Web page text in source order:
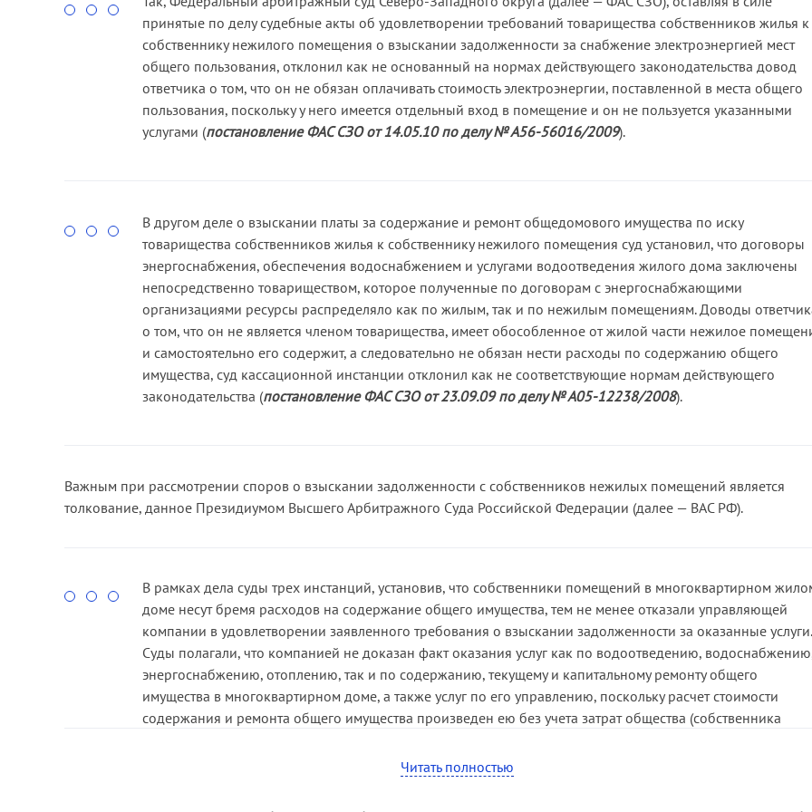
принятые по делу судебные акты об удовлетворении требований товарищества собственников жилья к
собственнику нежилого помещения о взыскании задолженности за снабжение электроэнергией мест
общего пользования, отклонил как не основанный на нормах действующего законодательства довод
ответчика о том, что он не обязан оплачивать стоимость электроэнергии, поставленной в места общего
пользования, поскольку у него имеется отдельный вход в помещение и он не пользуется указанными
услугами (постановление ФАС СЗО от 14.05.10 по делу № А56-56016/2009).
В другом деле о взыскании платы за содержание и ремонт общедомового имущества по иску
товарищества собственников жилья к собственнику нежилого помещения суд установил, что договоры
энергоснабжения, обеспечения водоснабжением и услугами водоотведения жилого дома заключены
непосредственно товариществом, которое полученные по договорам с энергоснабжающими
организациями ресурсы распределяло как по жилым, так и по нежилым помещениям. Доводы
о том, что он не является членом товарищества, имеет обособленное от жилой части нежилое
и самостоятельно его содержит, а следовательно не обязан нести расходы по содержанию общего
имущества, суд кассационной инстанции отклонил как не соответствующие нормам действующего
законодательства (постановление ФАС СЗО от 23.09.09 по делу № А05-12238/2008).
Важным при рассмотрении споров о взыскании задолженности с собственников нежилых помещений является
толкование, данное Президиумом Высшего Арбитражного Суда Российской Федерации (далее — ВАС РФ).
В рамках дела суды трех инстанций, установив, что собственники помещений в многоквартирном
доме несут бремя расходов на содержание общего имущества, тем не менее отказали управляющей
компании в удовлетворении заявленного требования о взыскании задолженности за оказанные услуги.
Суды полагали, что компанией не доказан факт оказания услуг как по водоотведению,
энергоснабжению, отоплению, так и по содержанию, текущему и капитальному ремонту общего
имущества в многоквартирном доме, а также услуг по его управлению, поскольку расчет стоимости
содержания и ремонта общего имущества произведен ею без учета затрат общества (собственника
помещений, а также на содержание дворовой территории в соответствии с договором аренды
Читать полностью